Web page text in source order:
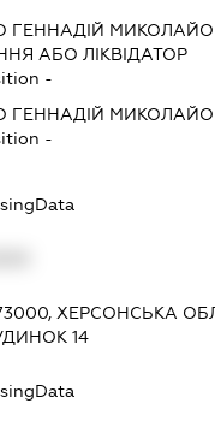
ГЕННАДІЙ
АБО ЛІКВІДАТОР
-
ГЕННАДІЙ
-
ХЕРСОНСЬКА
14